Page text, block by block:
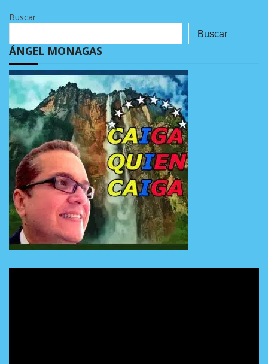
Buscar
Buscar
ÁNGEL MONAGAS